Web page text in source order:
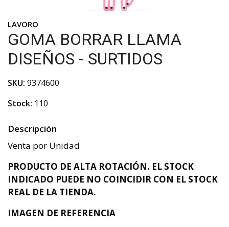
LAVORO
GOMA BORRAR LLAMA
DISEÑOS - SURTIDOS
SKU: 9374600
Stock: 110
Descripción
Venta por Unidad
PRODUCTO DE ALTA ROTACIÓN. EL STOCK
INDICADO PUEDE NO COINCIDIR CON EL STOCK
REAL DE LA TIENDA.
IMAGEN DE REFERENCIA